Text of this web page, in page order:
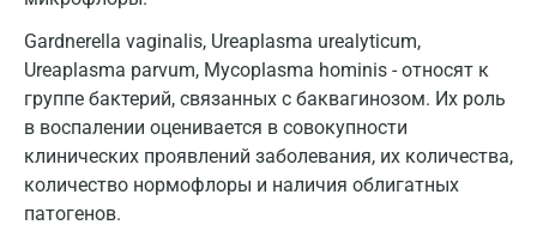
Gardnerella vaginalis, Ureaplasma urealyticum,
Ureaplasma parvum, Mycoplasma hominis - относят к
группе бактерий, связанных с баквагинозом. Их роль
в воспалении оценивается в совокупности
клинических проявлений заболевания, их количества,
количество нормофлоры и наличия облигатных
патогенов.
Волжский
Вологда
Воронеж
Всеволожск
Гатчина